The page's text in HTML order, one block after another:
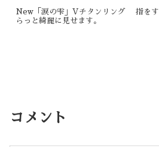
New「涙の雫」Vチタンリング 指をす
らっと綺麗に見せます。
コメント